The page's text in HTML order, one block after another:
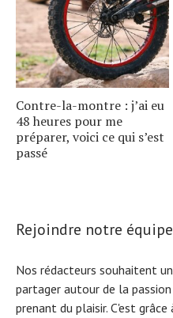
Contre-la-montre : j’ai eu
48 heures pour me
préparer, voici ce qui s’est
passé
Rejoindre notre équipe
Nos rédacteurs souhaitent
partager autour de la
prenant du plaisir. C'est